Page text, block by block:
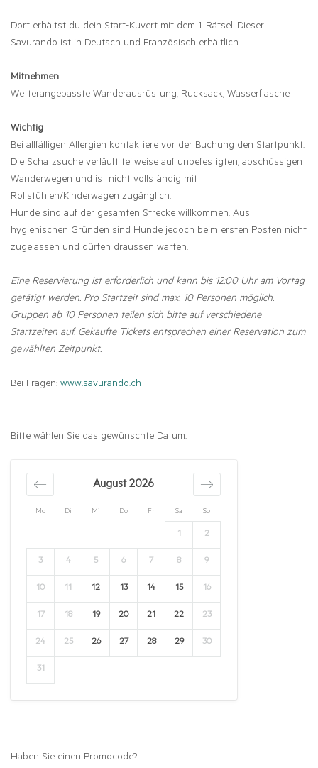
Dort erhältst du dein Start-Kuvert mit dem 1. Rätsel. Dieser
Savurando ist in Deutsch und Französisch erhältlich.
Mitnehmen
Wetterangepasste Wanderausrüstung, Rucksack, Wasserflasche
Wichtig
Bei allfälligen Allergien kontaktiere vor der Buchung den Startpunkt.
Die Schatzsuche verläuft teilweise auf unbefestigten, abschüssigen
Wanderwegen und ist nicht vollständig mit
Rollstühlen/Kinderwagen zugänglich.
Hunde sind auf der gesamten Strecke willkommen. Aus
hygienischen Gründen sind Hunde jedoch beim ersten Posten nicht
zugelassen und dürfen draussen warten.
Eine Reservierung ist erforderlich und kann bis 12:00 Uhr am Vortag
getätigt werden. Pro Startzeit sind max. 10 Personen möglich.
Gruppen ab 10 Personen teilen sich bitte auf verschiedene
Startzeiten auf. Gekaufte Tickets entsprechen einer Reservation zum
gewählten Zeitpunkt.
Bei Fragen: www.savurando.ch
Bitte wählen Sie das gewünschte Datum.
Mo Di Mi Do Fr Sa So
August 2026
1 2
3 4 5 6 7 8 9
10 11 12 13 14 15 16
17 18 19 20 21 22 23
24 25 26 27 28 29 30
31
Haben Sie einen Promocode?